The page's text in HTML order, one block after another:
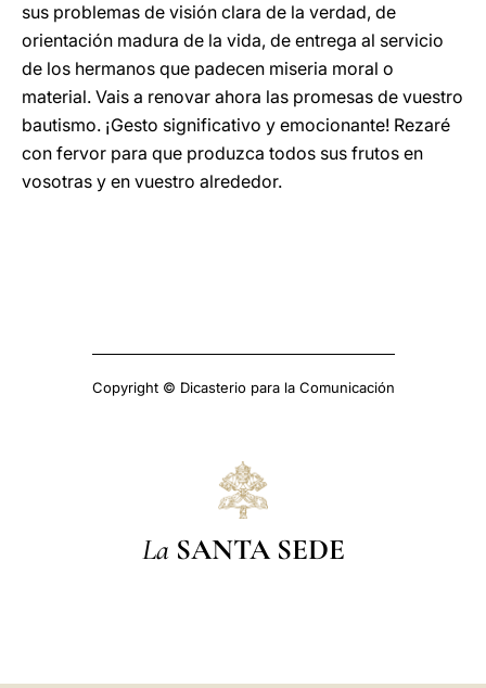
sus problemas de visión clara de la verdad, de
orientación madura de la vida, de entrega al servicio
de los hermanos que padecen miseria moral o
material. Vais a renovar ahora las promesas de vuestro
bautismo. ¡Gesto significativo y emocionante! Rezaré
con fervor para que produzca todos sus frutos en
vosotras y en vuestro alrededor.
Copyright © Dicasterio para la Comunicación
La SANTA SEDE